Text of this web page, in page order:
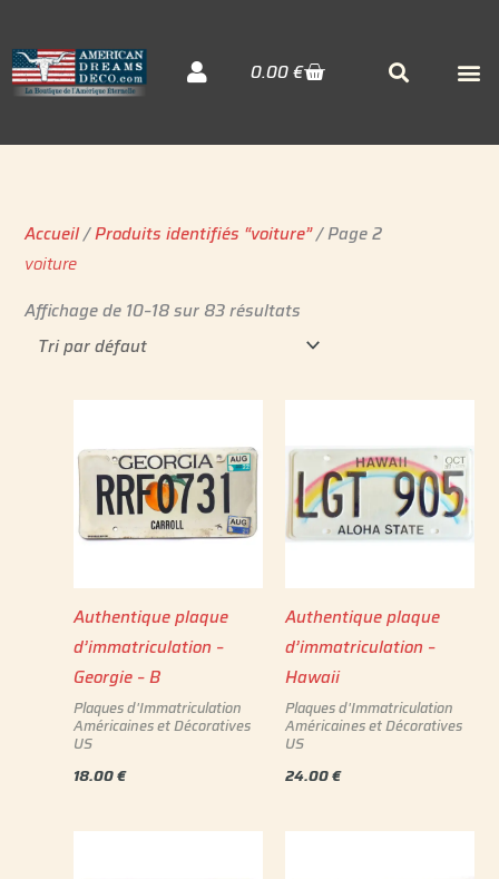
au
contenu
0.00€Cart
Accueil/Produits identifiés “voiture”/ Page 2
voiture
Affichage de 10–18 sur 83 résultats
Authentique plaque
d’immatriculation –
Georgie – B
Plaques d'Immatriculation
Américaines et Décoratives
US
18.00€
Authentique plaque
d’immatriculation –
Hawaii
Plaques d'Immatriculation
Américaines et Décoratives
US
24.00€